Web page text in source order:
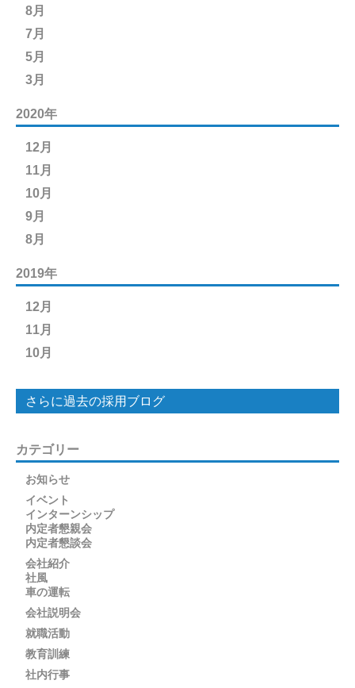
8月
7月
5月
3月
2020年
12月
11月
10月
9月
8月
2019年
12月
11月
10月
さらに過去の採用ブログ
カテゴリー
お知らせ
イベント
インターンシップ
内定者懇親会
内定者懇談会
会社紹介
社風
車の運転
会社説明会
就職活動
教育訓練
社内行事